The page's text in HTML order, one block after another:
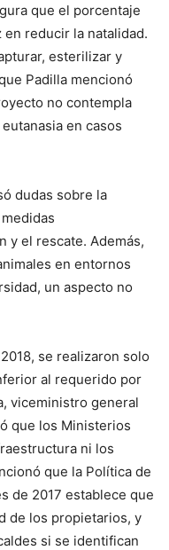
que el porcentaje
reducir la natalidad.
esterilizar y
Padilla mencionó
no contempla
en casos
dudas sobre la
y el rescate. Además,
en entornos
un aspecto no
se realizaron solo
al requerido por
viceministro general
que los Ministerios
ni los
que la Política de
de 2017 establece que
de los propietarios, y
si se identifican